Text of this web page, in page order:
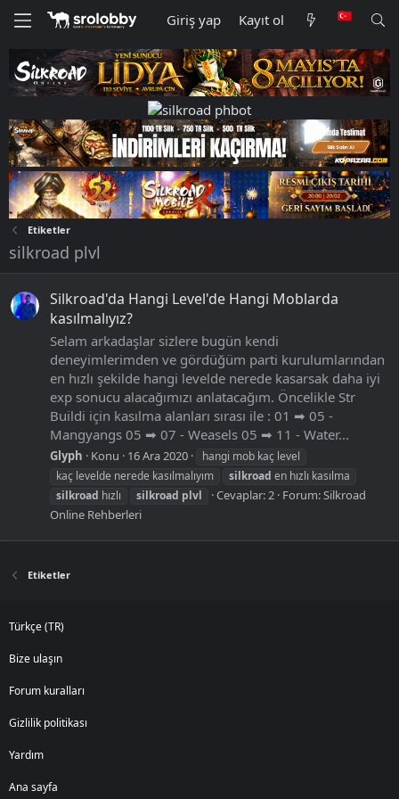
Giriş yap Kayıt ol
Etiketler
silkroad plvl
Silkroad'da Hangi Level'de Hangi Moblarda
kasılmalıyız?
Selam arkadaşlar sizlere bugün kendi
deneyimlerimden ve gördüğüm parti kurulumlarından
en hızlı şekilde hangi levelde nerede kasarsak daha iyi
exp sonucu alacağımızı anlatacağım. Öncelikle Str
Buildi için kasılma alanları sırası ile : 01 ➡ 05 -
Mangyangs 05 ➡ 07 - Weasels 05 ➡ 11 - Water...
Glyph Konu 16 Ara 2020
hangi mob kaç level
kaç levelde nerede kasılmalıyım
silkroad en hızlı kasılma
silkroad hızlı silkroad plvl Cevaplar: 2 Forum:Silkroad
Online Rehberleri
Etiketler
Türkçe (TR)
Bize ulaşın
Forum kuralları
Gizlilik politikası
Yardım
Ana sayfa